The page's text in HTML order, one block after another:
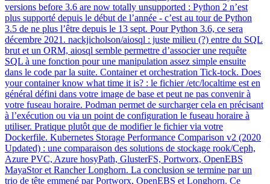
versions before 3.6 are now totally unsupported : Python 2 n’est
plus supporté depuis le début de l’année - c’est au tour de Python
3.5 de ne plus l’être depuis le 13 sept. Pour Python 3.6, ce sera
décembre 2021. nackjicholson/aiosql : juste milieu (?) entre du SQL
brut et un ORM, aiosql semble permettre d’associer une requête
SQL à une fonction pour une manipulation assez simple ensuite
dans le code par la suite. Container et orchestration Tick-tock. Does
your container know what time it is? : le fichier /etc/localtime est en
général défini dans votre image de base et peut ne pas convenir à
votre fuseau horaire. Podman permet de surcharger cela en précisant
à l’exécution ou via un point de configuration le fuseau horaire à
utiliser. Pratique plutôt que de modifier le fichier via votre
Dockerfile. Kubernetes Storage Performance Comparison v2 (2020
Updated) : une comparaison des solutions de stockage rook/Ceph,
Azure PVC, Azure hosyPath, GlusterFS, Portworx, OpenEBS
MayaStor et Rancher Longhorn. La conclusion se termine par un
trio de tête emmené par Portworx, OpenEBS et Longhorn. Ce